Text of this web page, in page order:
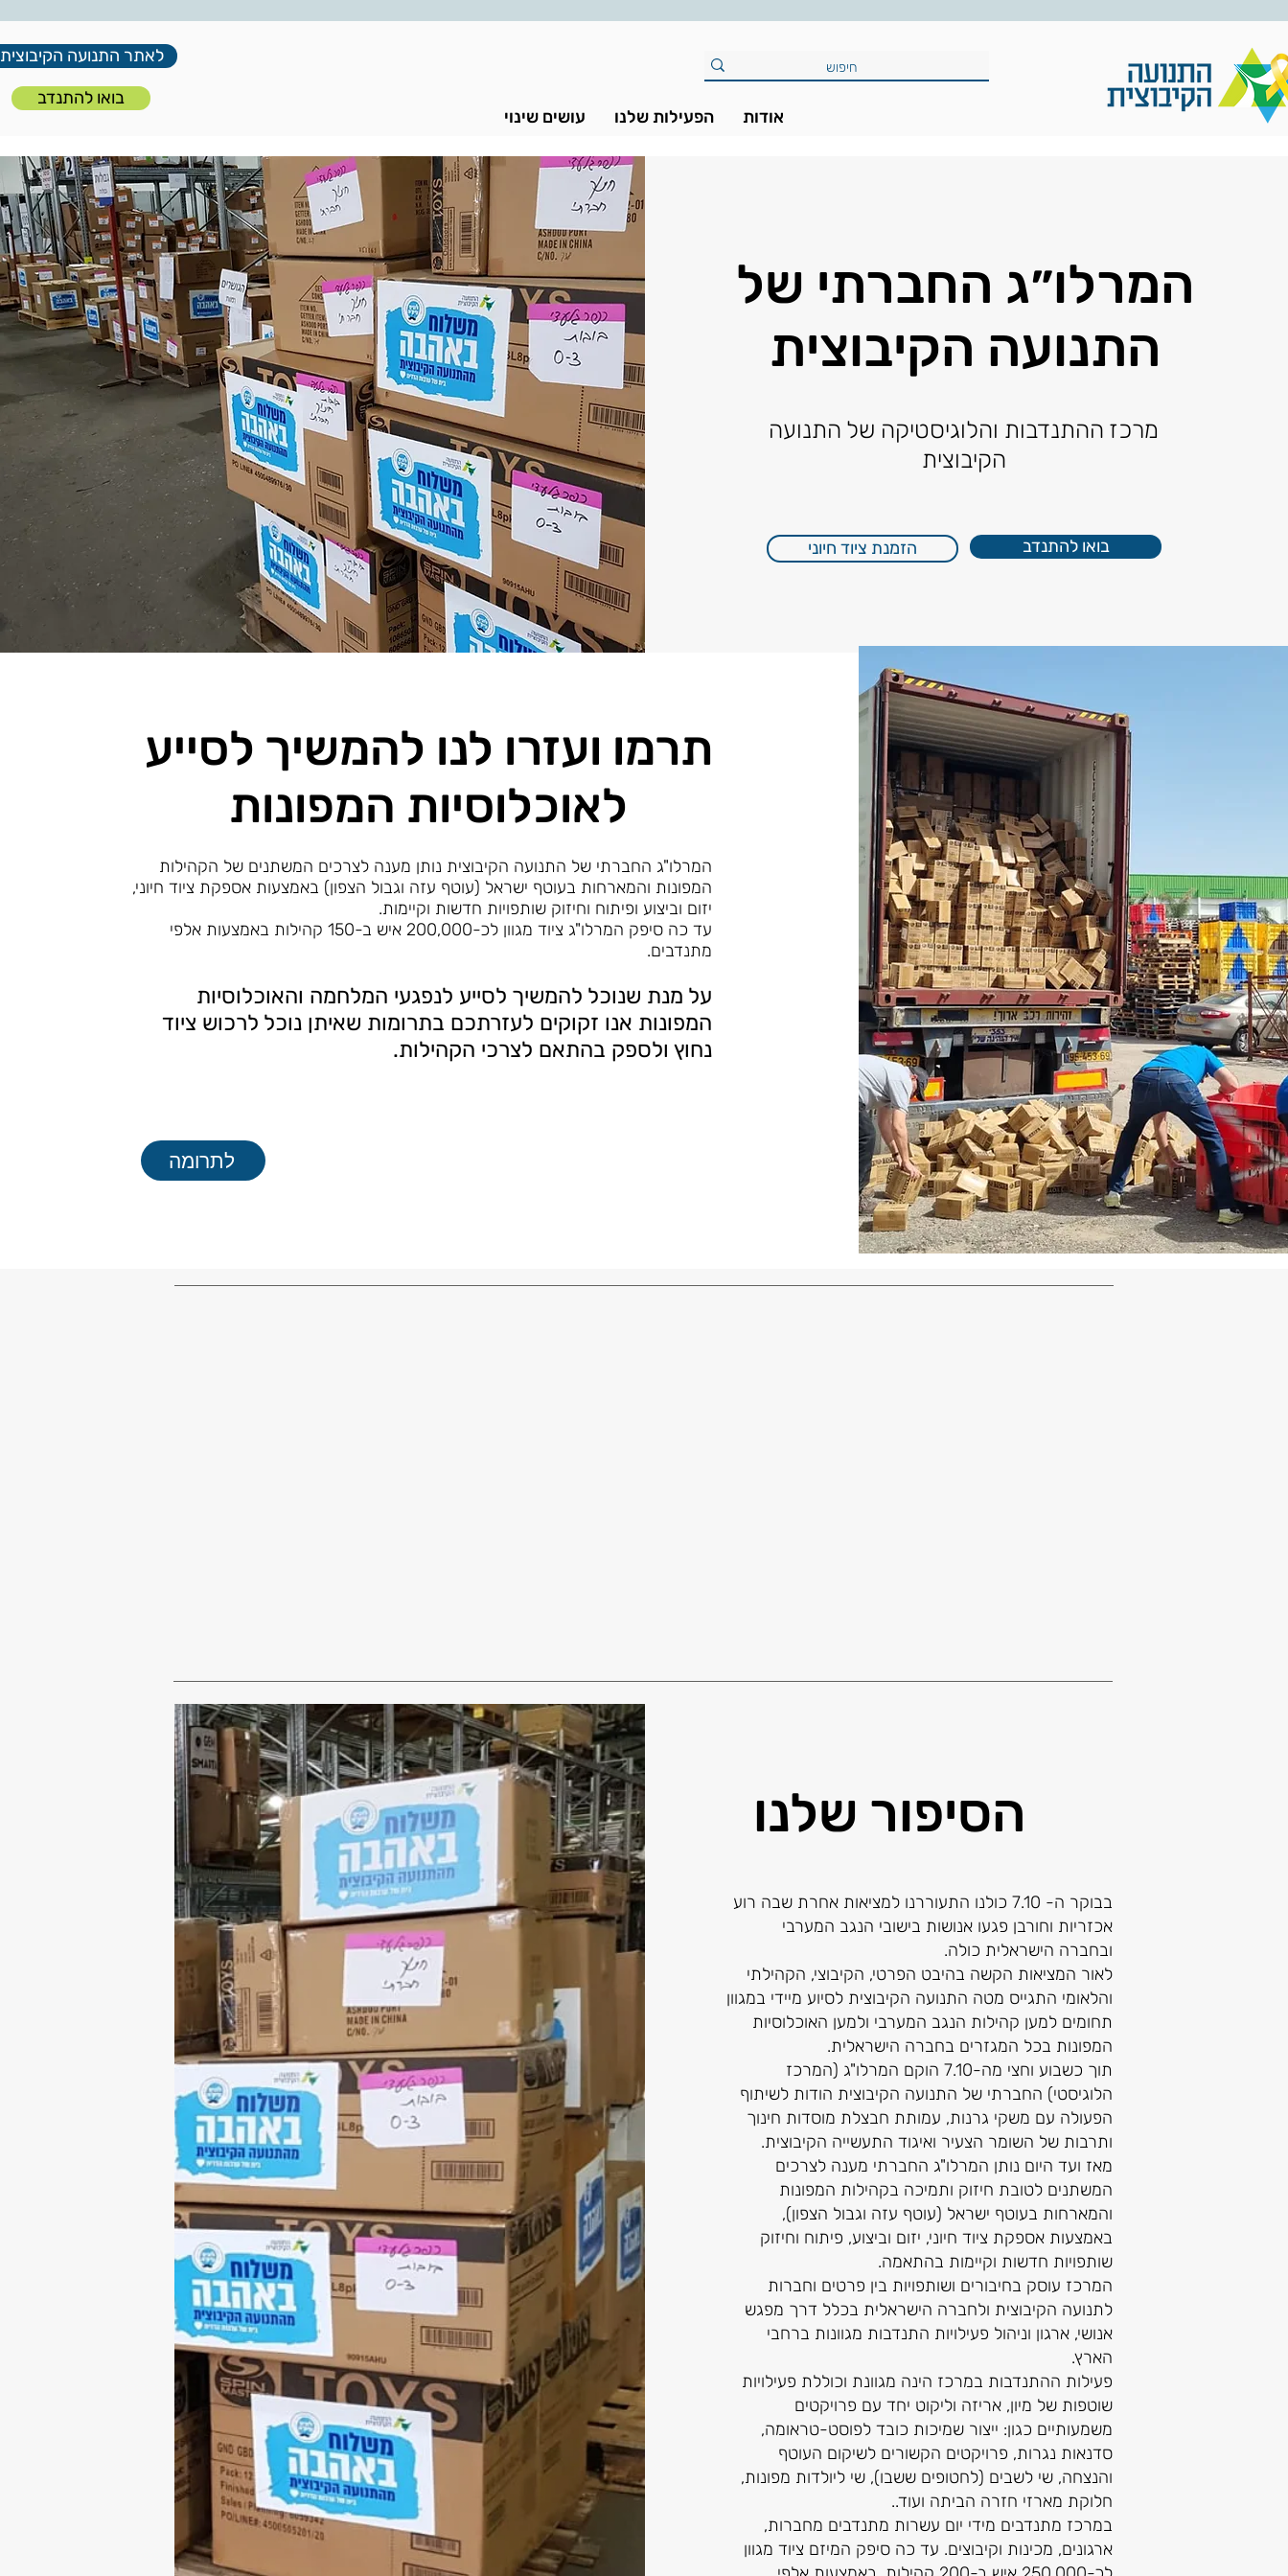
לאתר התנועה הקיבוצית
בואו להתנדב
אודות
הפעילות שלנו עושים שינוי
המרלו״ג החברתי של
התנועה הקיבוצית
מרכז ההתנדבות והלוגיסטיקה של התנועה
הקיבוצית
הזמנת ציוד חיוני בואו להתנדב
תרמו ועזרו לנו להמשיך לסייע
לאוכלוסיות המפונות
המרלו"ג החברתי של התנועה הקיבוצית נותן מענה לצרכים המשתנים של הקהילות
המפונות והמארחות בעוטף ישראל (עוטף עזה וגבול הצפון) באמצעות אספקת ציוד חיוני,
יזום וביצוע ופיתוח וחיזוק שותפויות חדשות וקיימות.
עד כה סיפק המרלו"ג ציוד מגוון לכ-200,000 איש ב-150 קהילות באמצעות אלפי
מתנדבים.
על מנת שנוכל להמשיך לסייע לנפגעי המלחמה והאוכלוסיות
המפונות אנו זקוקים לעזרתכם בתרומות שאיתן נוכל לרכוש ציוד
נחוץ ולספק בהתאם לצרכי הקהילות.
לתרומה
הסיפור שלנו
בבוקר ה- 7.10 כולנו התעוררנו למציאות אחרת שבה רוע
אכזריות וחורבן פגעו אנושות בישובי הנגב המערבי
ובחברה הישראלית כולה.
לאור המציאות הקשה בהיבט הפרטי, הקיבוצי, הקהילתי
והלאומי התגייס מטה התנועה הקיבוצית לסיוע מיידי במגוון
תחומים למען קהילות הנגב המערבי ולמען האוכלוסיות
המפונות בכל המגזרים בחברה הישראלית.
תוך כשבוע וחצי מה-7.10 הוקם המרלו"ג (המרכז
הלוגיסטי) החברתי של התנועה הקיבוצית הודות לשיתוף
הפעולה עם משקי גרנות, עמותת חבצלת מוסדות חינוך
ותרבות של השומר הצעיר ואיגוד התעשייה הקיבוצית.
מאז ועד היום נותן המרלו"ג החברתי מענה לצרכים
המשתנים לטובת חיזוק ותמיכה בקהילות המפונות
והמארחות בעוטף ישראל (עוטף עזה וגבול הצפון),
באמצעות אספקת ציוד חיוני, יזום וביצוע, פיתוח וחיזוק
שותפויות חדשות וקיימות בהתאמה.
המרכז עוסק בחיבורים ושותפויות בין פרטים וחברות
לתנועה הקיבוצית ולחברה הישראלית בכלל דרך מפגש
אנושי, ארגון וניהול פעילויות התנדבות מגוונות ברחבי
הארץ.
פעילות ההתנדבות במרכז הינה מגוונת וכוללת פעילויות
שוטפות של מיון, אריזה וליקוט יחד עם פרויקטים
משמעותיים כגון: ייצור שמיכות כובד לפוסט-טראומה,
סדנאות נגרות, פרויקטים הקשורים לשיקום העוטף
והנצחה, שי לשבים (לחטופים ששבו), שי ליולדות מפונות,
חלוקת מארזי חזרה הביתה ועוד..
במרכז מתנדבים מידי יום עשרות מתנדבים מחברות,
ארגונים, מכינות וקיבוצים. עד כה סיפק המיזם ציוד מגוון